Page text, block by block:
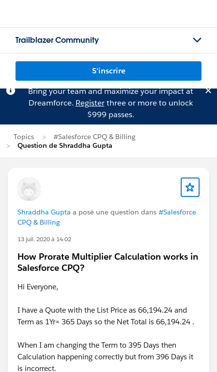
Trailblazer Community
S'inscrire
Bring your team and maximize your impact at
Dreamforce. Registerthree or more to unlock
$999 passes.
Topics
#Salesforce CPQ & Billing
Question de Shraddha Gupta
Shraddha Gupta a posé une question dans #Salesforce
CPQ & Billing
13 juil. 2020 à 14:02
How Prorate Multiplier Calculation works in
Salesforce CPQ?
Hi Everyone,
I have a Quote with the List Price as 66,194.24 and
Term as 1Yr= 365 Days so the Net Total is 66,194.24 .
When I am changing the Term to 395 Days then
Calculation happening correctly but from 396 Days it
is incorrect.